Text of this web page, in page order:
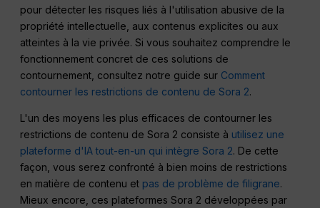
pour détecter les risques liés à l'utilisation abusive de la
propriété intellectuelle, aux contenus explicites ou aux
atteintes à la vie privée. Si vous souhaitez comprendre le
fonctionnement concret de ces solutions de
contournement, consultez notre guide sur Comment
contourner les restrictions de contenu de Sora 2.
L'un des moyens les plus efficaces de contourner les
restrictions de contenu de Sora 2 consiste à utilisez une
plateforme d'IA tout-en-un qui intègre Sora 2. De cette
façon, vous serez confronté à bien moins de restrictions
en matière de contenu et pas de problème de filigrane.
Mieux encore, ces plateformes Sora 2 développées par